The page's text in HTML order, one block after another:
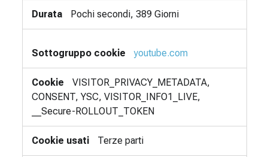
Pochi secondi, 389 Giorni
youtube.com
VISITOR_PRIVACY_METADATA,
CONSENT, YSC, VISITOR_INFO1_LIVE,
__Secure-ROLLOUT_TOKEN
Terze parti